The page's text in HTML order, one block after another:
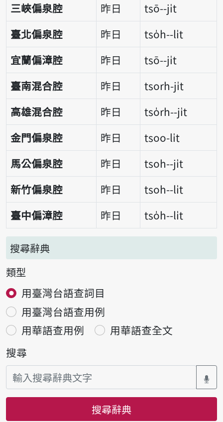
三峽偏泉腔
昨日
tsō--ji̍t
臺北偏泉腔
昨日
tso̍h--li̍t
宜蘭偏漳腔
昨日
tsō--ji̍t
臺南混合腔
昨日
tsorh-ji̍t
高雄混合腔
昨日
tso̍rh--ji̍t
金門偏泉腔
昨日
tsoo-li̍t
馬公偏泉腔
昨日
tsoh--ji̍t
新竹偏泉腔
昨日
tsoh--li̍t
臺中偏漳腔
昨日 tso̍h--li̍t
搜尋辭典
類型
用臺灣台語查詞目
用臺灣台語查用例
用華語查用例
用華語查全文
搜尋
搜尋辭典